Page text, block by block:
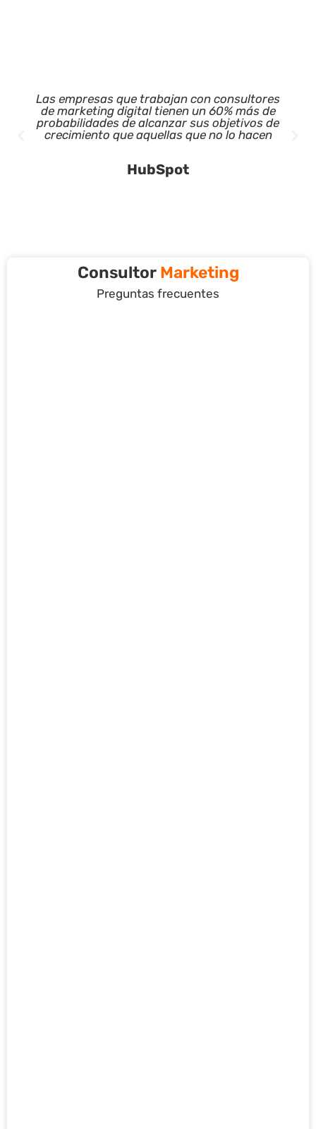
Las empresas que trabajan con consultores
de marketing digital tienen un 60% más de
probabilidades de alcanzar sus objetivos de
crecimiento que aquellas que no lo hacen
HubSpot
ConsultorMarketing
Preguntas frecuentes